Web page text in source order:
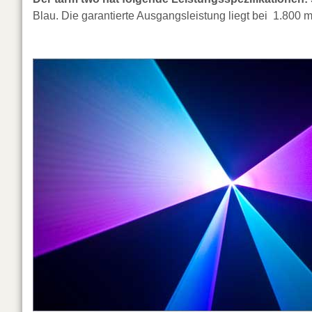
Blau. Die garantierte Ausgangsleistung liegt bei 1.800